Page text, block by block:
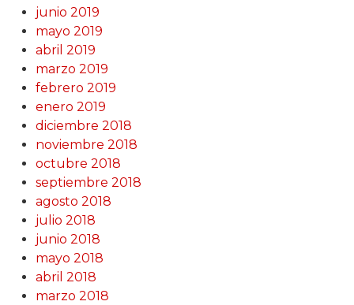
junio 2019
mayo 2019
abril 2019
marzo 2019
febrero 2019
enero 2019
diciembre 2018
noviembre 2018
octubre 2018
septiembre 2018
agosto 2018
julio 2018
junio 2018
mayo 2018
abril 2018
marzo 2018